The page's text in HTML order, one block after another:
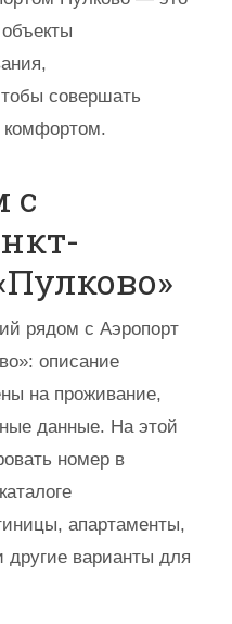
совершать
комфортом.
с
рядом с Аэропорт
описание
на проживание,
данные. На этой
номер в
апартаменты,
другие варианты для